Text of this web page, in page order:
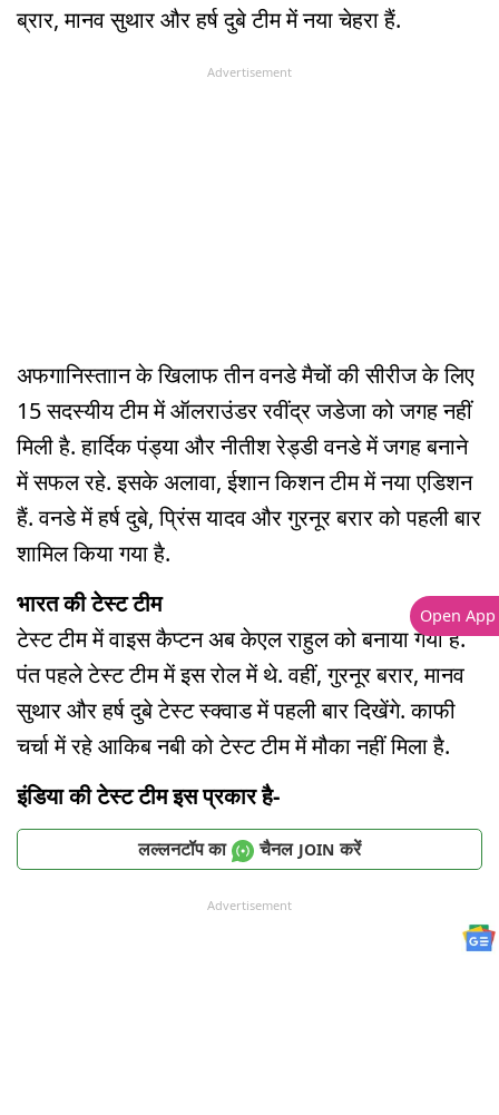
ब्रार, मानव सुथार और हर्ष दुबे टीम में नया चेहरा हैं.
Advertisement
अफगानिस्ताान के खिलाफ तीन वनडे मैचों की सीरीज के लिए
15 सदस्यीय टीम में ऑलराउंडर रवींद्र जडेजा को जगह नहीं
मिली है. हार्दिक पंड्या और नीतीश रेड्डी वनडे में जगह बनाने
में सफल रहे. इसके अलावा, ईशान किशन टीम में नया एडिशन
हैं. वनडे में हर्ष दुबे, प्रिंस यादव और गुरनूर बरार को पहली बार
शामिल किया गया है.
भारत की टेस्ट टीम
टेस्ट टीम में वाइस कैप्टन अब केएल राहुल को बनाया गया है.
पंत पहले टेस्ट टीम में इस रोल में थे. वहीं, गुरनूर बरार, मानव
सुथार और हर्ष दुबे टेस्ट स्क्वाड में पहली बार दिखेंगे. काफी
चर्चा में रहे आकिब नबी को टेस्ट टीम में मौका नहीं मिला है.
इंडिया की टेस्ट टीम इस प्रकार है-
लल्लनटॉप का चैनल JOIN करें
Advertisement
Open App